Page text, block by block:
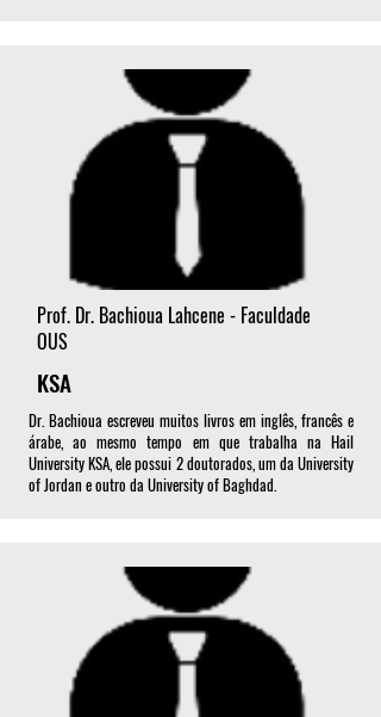
Prof. Dr. Bachioua Lahcene - Faculdade
OUS
KSA
Dr. Bachioua escreveu muitos livros em inglês, francês e
árabe, ao mesmo tempo em que trabalha na Hail
University KSA, ele possui 2 doutorados, um da University
of Jordan e outro da University of Baghdad.